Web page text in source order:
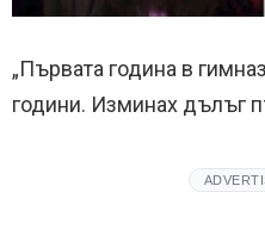
„Първата година в
години. Изминах дълъг